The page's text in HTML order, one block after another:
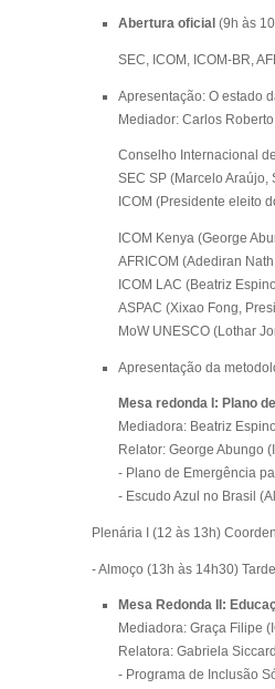
Abertura oficial (9h às
SEC, ICOM, ICOM-BR,
Apresentação: O estado
Mediador: Carlos
Conselho Internacional
SEC SP (Marcelo Araújo,
ICOM (Presidente eleito
ICOM Kenya (George
AFRICOM (Adediran Nath
ICOM LAC (Beatriz
ASPAC (Xixao Fong,
MoW UNESCO (Lothar
Apresentação da
Mesa redonda I: Plano
Mediadora: Beatriz
Relator: George Abungo
- Plano de Emergência
- Escudo Azul no Brasil
Plenária I(12 às 13h)
- Almoço (13h às 14h30)
Mesa Redonda II:
Mediadora: Graça Filipe
Relatora: Gabriela
- Programa de Inclusão